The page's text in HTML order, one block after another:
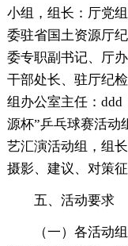
小组，组长：厅党
委驻省国土资源厅
委专职副书记、厅
干部处长、驻厅纪
组办公室主任：ddd
源杯”乒乓球赛活动
艺汇演活动组，组
摄影、建议、对策
五、活动要求
（一）各活动